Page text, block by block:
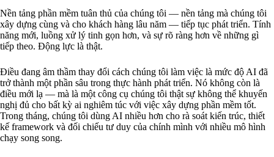
Nền tảng phần mềm tuân thủ của chúng tôi — nền tảng mà chúng tôi
xây dựng cùng và cho khách hàng lâu năm — tiếp tục phát triển. Tính
năng mới, luồng xử lý tinh gọn hơn, và sự rõ ràng hơn về những gì
tiếp theo. Động lực là thật.
Điều đang âm thầm thay đổi cách chúng tôi làm việc là mức độ AI đã
trở thành một phần sâu trong thực hành phát triển. Nó không còn là
điều mới lạ — mà là một công cụ chúng tôi thật sự không thể khuyến
nghị đủ cho bất kỳ ai nghiêm túc với việc xây dựng phần mềm tốt.
Trong tháng, chúng tôi dùng AI nhiều hơn cho rà soát kiến trúc, thiết
kế framework và đối chiếu tư duy của chính mình với nhiều mô hình
chạy song song.